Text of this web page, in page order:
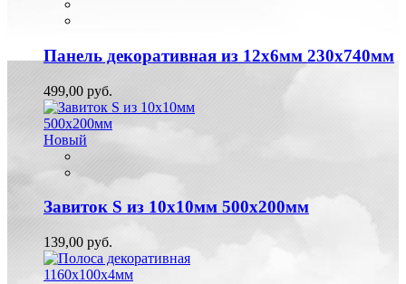
Панель декоративная из 12х6мм 230х740мм
499,00 руб.
Новый
Завиток S из 10х10мм 500х200мм
139,00 руб.